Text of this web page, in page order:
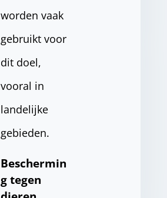
worden vaak
gebruikt voor
dit doel,
vooral in
landelijke
gebieden.
Beschermin
g tegen